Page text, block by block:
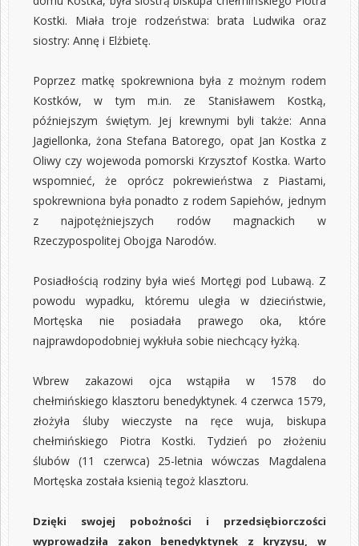
Kostki. Miała troje rodzeństwa: brata Ludwika oraz
siostry: Annę i Elżbietę.
Poprzez matkę spokrewniona była z możnym rodem
Kostków, w tym m.in. ze Stanisławem Kostką,
późniejszym świętym. Jej krewnymi byli także: Anna
Jagiellonka, żona Stefana Batorego, opat Jan Kostka z
Oliwy czy wojewoda pomorski Krzysztof Kostka. Warto
wspomnieć, że oprócz pokrewieństwa z Piastami,
spokrewniona była ponadto z rodem Sapiehów, jednym
z najpotężniejszych rodów magnackich w
Rzeczypospolitej Obojga Narodów.
Posiadłością rodziny była wieś Mortęgi pod Lubawą. Z
powodu wypadku, któremu uległa w dzieciństwie,
Mortęska nie posiadała prawego oka, które
najprawdopodobniej wykłuła sobie niechcący łyżką.
Wbrew zakazowi ojca wstąpiła w 1578 do
chełmińskiego klasztoru benedyktynek. 4 czerwca 1579,
złożyła śluby wieczyste na ręce wuja, biskupa
chełmińskiego Piotra Kostki. Tydzień po złożeniu
ślubów (11 czerwca) 25-letnia wówczas Magdalena
Mortęska została ksienią tegoż klasztoru.
Dzięki swojej pobożności i przedsiębiorczości
wyprowadziła zakon benedyktynek z kryzysu, w